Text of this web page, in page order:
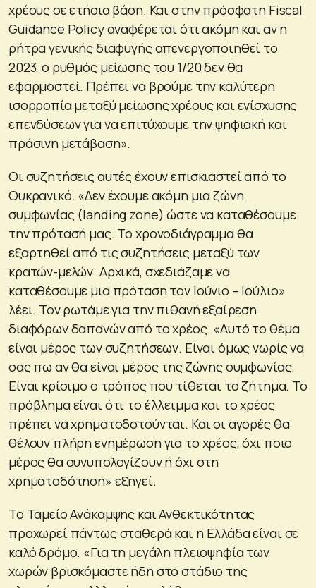
χρέους σε ετήσια βάση. Και στην πρόσφατη Fiscal
Guidance Policy αναφέρεται ότι ακόμη και αν η
ρήτρα γενικής διαφυγής απενεργοποιηθεί το
2023, ο ρυθμός μείωσης του 1/20 δεν θα
εφαρμοστεί. Πρέπει να βρούμε την καλύτερη
ισορροπία μεταξύ μείωσης χρέους και ενίσχυσης
επενδύσεων για να επιτύχουμε την ψηφιακή και
πράσινη μετάβαση».
Οι συζητήσεις αυτές έχουν επισκιαστεί από το
Ουκρανικό. «Δεν έχουμε ακόμη μια ζώνη
συμφωνίας (landing zone) ώστε να καταθέσουμε
την πρότασή μας. Το χρονοδιάγραμμα θα
εξαρτηθεί από τις συζητήσεις μεταξύ των
κρατών-μελών. Αρχικά, σχεδιάζαμε να
καταθέσουμε μια πρόταση τον Ιούνιο – Ιούλιο»
λέει. Τον ρωτάμε για την πιθανή εξαίρεση
διαφόρων δαπανών από το χρέος. «Αυτό το θέμα
είναι μέρος των συζητήσεων. Είναι όμως νωρίς να
σας πω αν θα είναι μέρος της ζώνης συμφωνίας.
Είναι κρίσιμο ο τρόπος που τίθεται το ζήτημα. Το
πρόβλημα είναι ότι το έλλειμμα και το χρέος
πρέπει να χρηματοδοτούνται. Και οι αγορές θα
θέλουν πλήρη ενημέρωση για το χρέος, όχι ποιο
μέρος θα συνυπολογίζουν ή όχι στη
χρηματοδότηση» εξηγεί.
Το Ταμείο Ανάκαμψης και Ανθεκτικότητας
προχωρεί πάντως σταθερά και η Ελλάδα είναι σε
καλό δρόμο. «Για τη μεγάλη πλειοψηφία των
χωρών βρισκόμαστε ήδη στο στάδιο της